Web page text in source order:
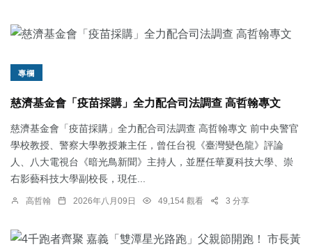
專欄
慈濟基金會「疫苗採購」全力配合司法調查 高哲翰專文
慈濟基金會「疫苗採購」全力配合司法調查 高哲翰專文 前中央警官
學校教授、警察大學教授兼主任，曾任台視《臺灣變色龍》評論
人、八大電視台《暗光鳥新聞》主持人，並歷任華夏科技大學、崇
右影藝科技大學副校長，現任...
高哲翰 2026年八月09日 49,154 觀看 3 分享